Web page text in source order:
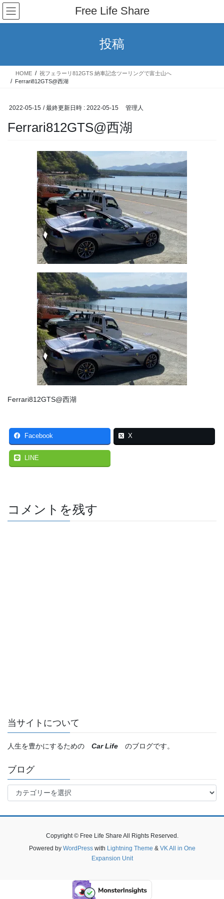
コ
ン
テ
ス
ナ
ビ
ゲ
ン
Free Life Share
投稿
HOME
祝フェラーリ812GTS 納車記念ツーリングで富士山へ
Ferrari812GTS@西湖
2022-05-15 / 最終更新日時 : 2022-05-15 管理人
Ferrari812GTS@西湖
Ferrari812GTS@西湖
Facebook X
LINE
コメントを残す
当サイトについて
人生を豊かにするための Car Life のブログです。
ブログ
ロ
Copyright © Free Life Share All Rights Reserved.
Powered by WordPresswith Lightning Theme & VK All in One
Expansion Unit